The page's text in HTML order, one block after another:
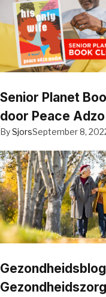
Senior Planet
door Peace
BySjorsSeptember 8,
Gezondheidszorg